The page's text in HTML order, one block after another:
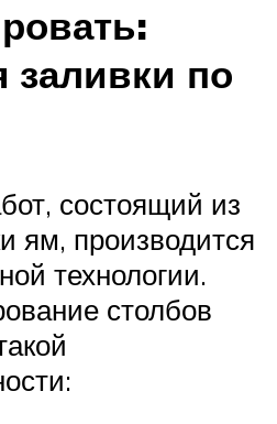
заливки по
состоящий из
ям, производится
технологии.
столбов